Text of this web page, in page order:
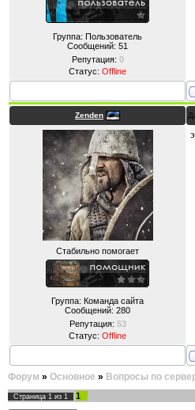
Группа: Пользователь
Сообщений: 51
Репутация: 0
Статус: Offline
Zenden
Стабильно помогает
Группа: Команда сайта
Сообщений: 280
Репутация: 53
Статус: Offline
Форум » Основное » Вопросы по
Страница 1 из 1 1